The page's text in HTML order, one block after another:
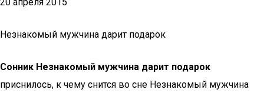
Незнакомый мужчина дарит подарок
Сонник Незнакомый мужчина дарит подарок
приснилось, к чему снится во сне Незнакомый мужчина